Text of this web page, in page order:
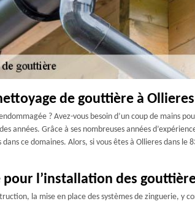
de gouttière à
? Avez-vous besoin d’un coup de mains
années. Grâce à ses nombreuses années
ce domaines. Alors, si vous êtes à Ollieres dans
pour l’installation des
la mise en place des systèmes de zinguerie,